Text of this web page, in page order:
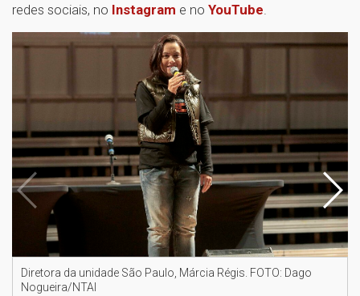
redes sociais, no Instagram e no YouTube
Diretora da unidade São Paulo, Márcia Régis. FOTO: Dago
Nogueira/NTAI